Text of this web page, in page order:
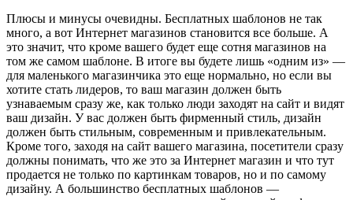
Плюсы и минусы очевидны. Бесплатных шаблонов не так
много, а вот Интернет магазинов становится все больше. А
это значит, что кроме вашего будет еще сотня магазинов на
том же самом шаблоне. В итоге вы будете лишь «одним из» —
для маленького магазинчика это еще нормально, но если вы
хотите стать лидеров, то ваш магазин должен быть
узнаваемым сразу же, как только люди заходят на сайт и видят
ваш дизайн. У вас должен быть фирменный стиль, дизайн
должен быть стильным, современным и привлекательным.
Кроме того, заходя на сайт вашего магазина, посетители сразу
должны понимать, что же это за Интернет магазин и что тут
продается не только по картинкам товаров, но и по самому
дизайну. А большинство бесплатных шаблонов —